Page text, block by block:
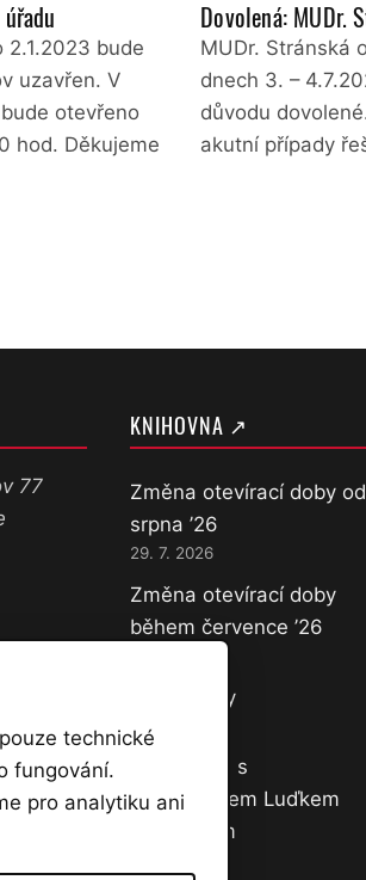
2.1.2023 bude
uzavřen. V
otevřeno
hod. Děkujeme
Dovolená: MUDr.
MUDr. Stránská
dnech 3. –
důvodu
akutní případy
77
KNIHOVNA ↗
Změna otevírací doby od
srpna ’26
29. 7. 2026
Změna otevírací doby
během července ’26
Nové knihy
18. 3. 2026
Přednáška s
dobrodruhem Luďkem
Kocourkem
technické
fungování.
pro analytiku ani